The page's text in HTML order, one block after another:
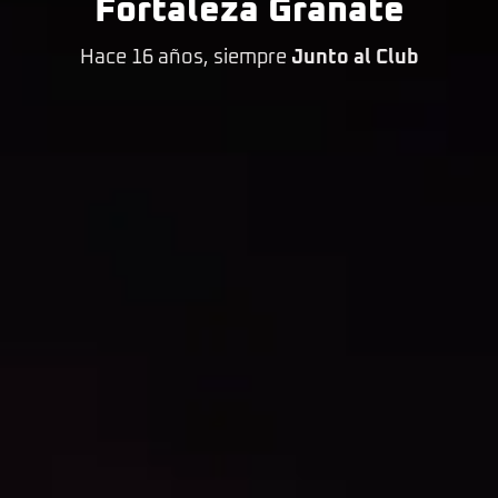
Fortaleza Granate
Hace 16 años, siempre Junto al Club